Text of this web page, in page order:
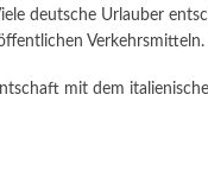
deutsche Urlauber
Verkehrsmitteln.
mit dem